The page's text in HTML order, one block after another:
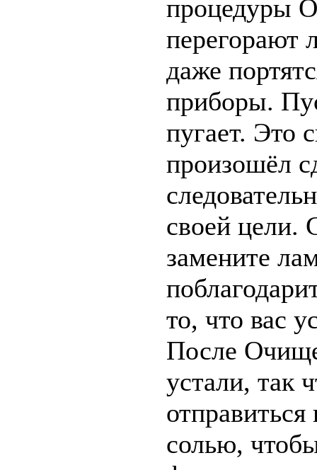
процедуры
перегорают
даже
приборы.
пугает. Это
произошёл
своей цели.
замените
то, что вас
После
устали, так
солью,